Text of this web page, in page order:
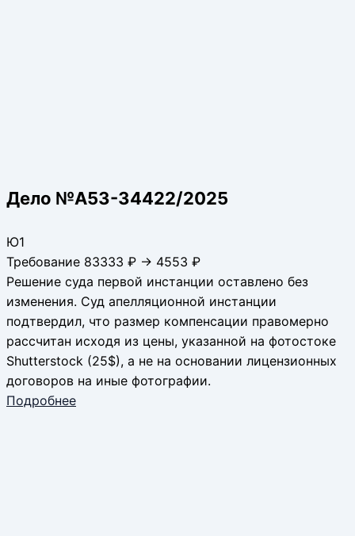
Дело №А53-34422/2025
Ю1
Требование 83333 ₽ → 4553 ₽
Решение суда первой инстанции оставлено без
изменения. Суд апелляционной инстанции
подтвердил, что размер компенсации правомерно
рассчитан исходя из цены, указанной на фотостоке
Shutterstock (25$), а не на основании лицензионных
договоров на иные фотографии.
Подробнее